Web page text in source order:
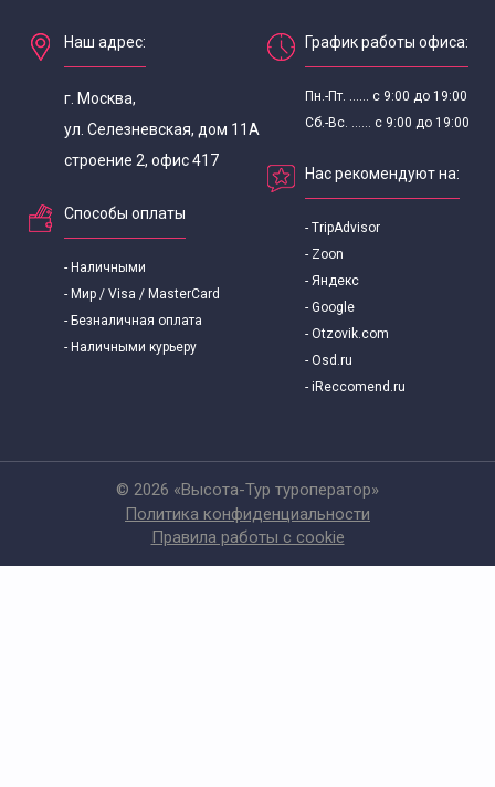
Наш адрес:
г. Москва,
ул. Селезневская, дом 11А
строение 2, офис 417
Способы оплаты
- Наличными
- Мир / Visa / MasterCard
- Безналичная оплата
- Наличными курьеру
График работы офиса:
Пн.-Пт. ...... с 9:00 до 19:00
Сб.-Вс. ...... с 9:00 до 19:00
Нас рекомендуют на:
- TripAdvisor
- Zoon
- Яндекс
- Google
- Otzovik.com
- Osd.ru
- iReccomend.ru
© 2026 «Высота-Тур туроператор»
Политика конфиденциальности
Правила работы с cookie